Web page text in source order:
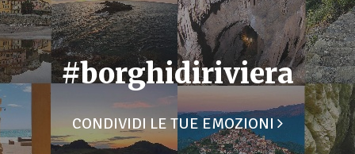
#borghidiriviera
CONDIVIDI LE TUE EMOZIONI